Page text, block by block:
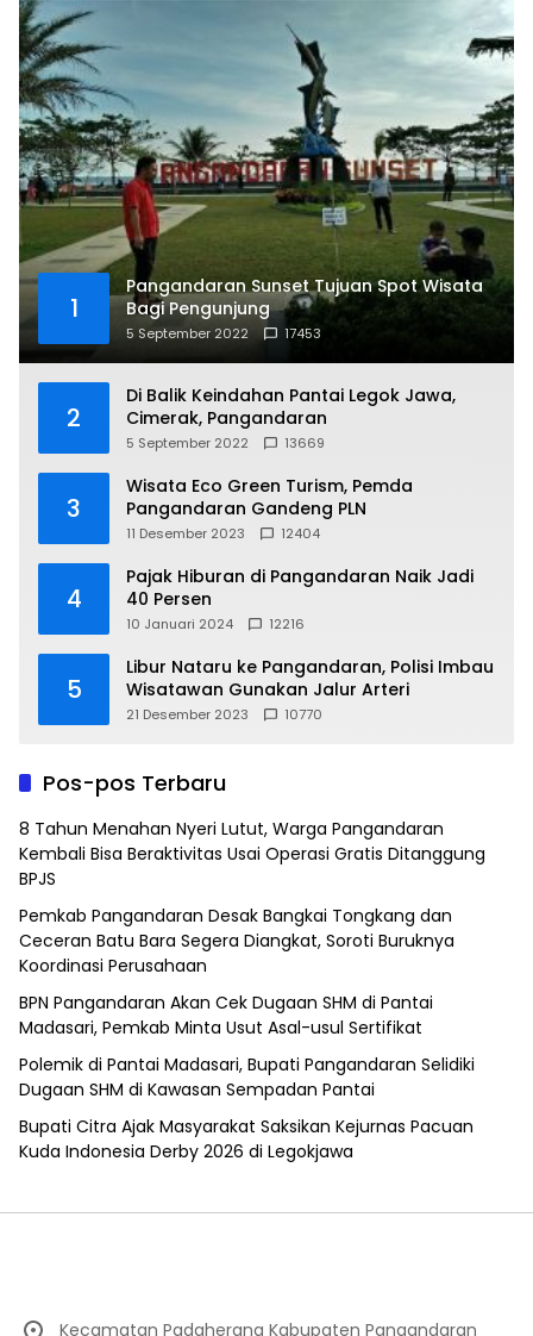
1
Pangandaran Sunset Tujuan Spot Wisata
Bagi Pengunjung
5 September 2022 17453
2
Di Balik Keindahan Pantai Legok Jawa,
Cimerak, Pangandaran
5 September 2022 13669
3
Wisata Eco Green Turism, Pemda
Pangandaran Gandeng PLN
11 Desember 2023 12404
4
Pajak Hiburan di Pangandaran Naik Jadi
40 Persen
10 Januari 2024 12216
5
Libur Nataru ke Pangandaran, Polisi Imbau
Wisatawan Gunakan Jalur Arteri
21 Desember 2023 10770
Pos-pos Terbaru
8 Tahun Menahan Nyeri Lutut, Warga Pangandaran
Kembali Bisa Beraktivitas Usai Operasi Gratis Ditanggung
BPJS
Pemkab Pangandaran Desak Bangkai Tongkang dan
Ceceran Batu Bara Segera Diangkat, Soroti Buruknya
Koordinasi Perusahaan
BPN Pangandaran Akan Cek Dugaan SHM di Pantai
Madasari, Pemkab Minta Usut Asal-usul Sertifikat
Polemik di Pantai Madasari, Bupati Pangandaran Selidiki
Dugaan SHM di Kawasan Sempadan Pantai
Bupati Citra Ajak Masyarakat Saksikan Kejurnas Pacuan
Kuda Indonesia Derby 2026 di Legokjawa
Kecamatan Padaherang Kabupaten Pangandaran